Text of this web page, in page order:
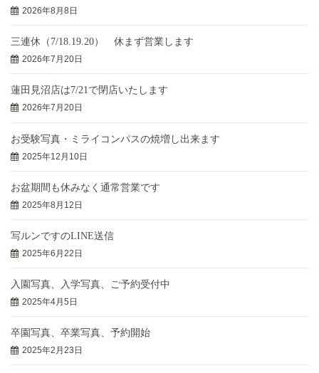
2026年8月8日
三連休（7/18.19.20） 休まず営業します
2026年7月20日
蓮田見沼店は7/21で閉店いたします
2026年7月20日
お受験写真・ミライコンパスの焼増し出来ます
2025年12月10日
お盆期間も休みなく通常営業です
2025年8月12日
写ルンですのLINE送信
2025年6月22日
入園写真、入学写真、ご予約受付中
2025年4月5日
卒園写真、卒業写真、予約開始
2025年2月23日